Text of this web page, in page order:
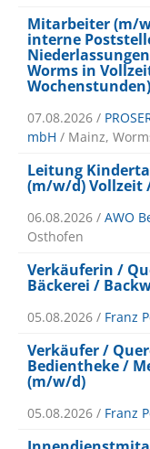
Mitarbeiter (m/
interne
Worms in
Wochenstunden)
07.08.2026 /
mbH / Mainz,
Leitung
(m/w/d) Vollzeit
06.08.2026 / AWO
Osthofen
Verkäuferin /
Bäckerei /
05.08.2026 / Franz
Verkäufer /
Bedientheke /
(m/w/d)
05.08.2026 / Franz